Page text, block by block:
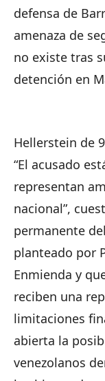
defensa de
amenaza de
no existe tras
detención en
Hellerstein de
“El acusado
representan
nacional”,
permanente
planteado por
Enmienda y
reciben una
limitaciones
abierta la
venezolanos